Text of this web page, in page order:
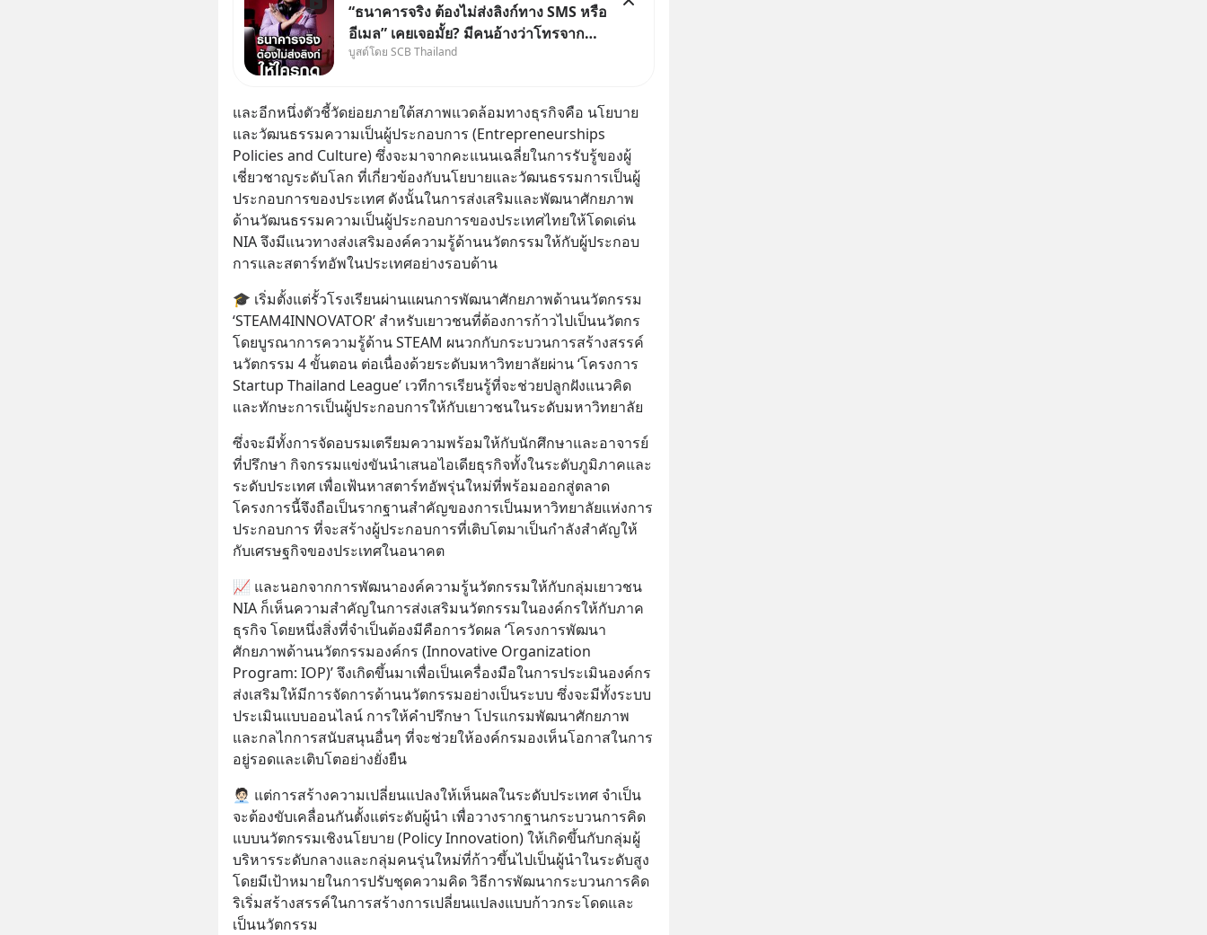
“ธนาคารจริง ต้องไม่ส่งลิงก์ทาง SMS หรือ
อีเมล” เคยเจอมั้ย? มีคนอ้างว่าโทรจาก
ธนาคาร บอกว่าบัญชีมีปัญหา แล้วให้กด
ลวงในคราบ
บูสต์โดย SCB Thailand
และอีกหนึ่งตัวชี้วัดย่อยภายใต้สภาพแวดล้อมทางธุรกิจคือ นโยบาย
และวัฒนธรรมความเป็นผู้ประกอบการ (Entrepreneurships
Policies and Culture) ซึ่งจะมาจากคะแนนเฉลี่ยในการรับรู้ของผู้
เชี่ยวชาญระดับโลก ที่เกี่ยวข้องกับนโยบายและวัฒนธรรมการเป็นผู้
ประกอบการของประเทศ ดังนั้นในการส่งเสริมและพัฒนาศักยภาพ
ด้านวัฒนธรรมความเป็นผู้ประกอบการของประเทศไทยให้โดดเด่น
NIA จึงมีแนวทางส่งเสริมองค์ความรู้ด้านนวัตกรรมให้กับผู้ประกอบ
การและสตาร์ทอัพในประเทศอย่างรอบด้าน
🎓 เริ่มตั้งแต่รั้วโรงเรียนผ่านแผนการพัฒนาศักยภาพด้านนวัตกรรม
‘STEAM4INNOVATOR’ สำหรับเยาวชนที่ต้องการก้าวไปเป็นนวัตกร
โดยบูรณาการความรู้ด้าน STEAM ผนวกกับกระบวนการสร้างสรรค์
นวัตกรรม 4 ขั้นตอน ต่อเนื่องด้วยระดับมหาวิทยาลัยผ่าน ‘โครงการ
Startup Thailand League’ เวทีการเรียนรู้ที่จะช่วยปลูกฝังแนวคิด
และทักษะการเป็นผู้ประกอบการให้กับเยาวชนในระดับมหาวิทยาลัย
ซึ่งจะมีทั้งการจัดอบรมเตรียมความพร้อมให้กับนักศึกษาและอาจารย์
ที่ปรึกษา กิจกรรมแข่งขันนำเสนอไอเดียธุรกิจทั้งในระดับภูมิภาคและ
ระดับประเทศ เพื่อเฟ้นหาสตาร์ทอัพรุ่นใหม่ที่พร้อมออกสู่ตลาด
โครงการนี้จึงถือเป็นรากฐานสำคัญของการเป็นมหาวิทยาลัยแห่งการ
ประกอบการ ที่จะสร้างผู้ประกอบการที่เติบโตมาเป็นกำลังสำคัญให้
กับเศรษฐกิจของประเทศในอนาคต
📈 และนอกจากการพัฒนาองค์ความรู้นวัตกรรมให้กับกลุ่มเยาวชน
NIA ก็เห็นความสำคัญในการส่งเสริมนวัตกรรมในองค์กรให้กับภาค
ธุรกิจ โดยหนึ่งสิ่งที่จำเป็นต้องมีคือการวัดผล ‘โครงการพัฒนา
ศักยภาพด้านนวัตกรรมองค์กร (Innovative Organization
Program: IOP)’ จึงเกิดขึ้นมาเพื่อเป็นเครื่องมือในการประเมินองค์กร
ส่งเสริมให้มีการจัดการด้านนวัตกรรมอย่างเป็นระบบ ซึ่งจะมีทั้งระบบ
ประเมินแบบออนไลน์ การให้คำปรึกษา โปรแกรมพัฒนาศักยภาพ
และกลไกการสนับสนุนอื่นๆ ที่จะช่วยให้องค์กรมองเห็นโอกาสในการ
อยู่รอดและเติบโตอย่างยั่งยืน
🧑🏻‍💼 แต่การสร้างความเปลี่ยนแปลงให้เห็นผลในระดับประเทศ จำเป็น
จะต้องขับเคลื่อนกันตั้งแต่ระดับผู้นำ เพื่อวางรากฐานกระบวนการคิด
แบบนวัตกรรมเชิงนโยบาย (Policy Innovation) ให้เกิดขึ้นกับกลุ่มผู้
บริหารระดับกลางและกลุ่มคนรุ่นใหม่ที่ก้าวขึ้นไปเป็นผู้นำในระดับสูง
โดยมีเป้าหมายในการปรับชุดความคิด วิธีการพัฒนากระบวนการคิด
ริเริ่มสร้างสรรค์ในการสร้างการเปลี่ยนแปลงแบบก้าวกระโดดและ
เป็นนวัตกรรม